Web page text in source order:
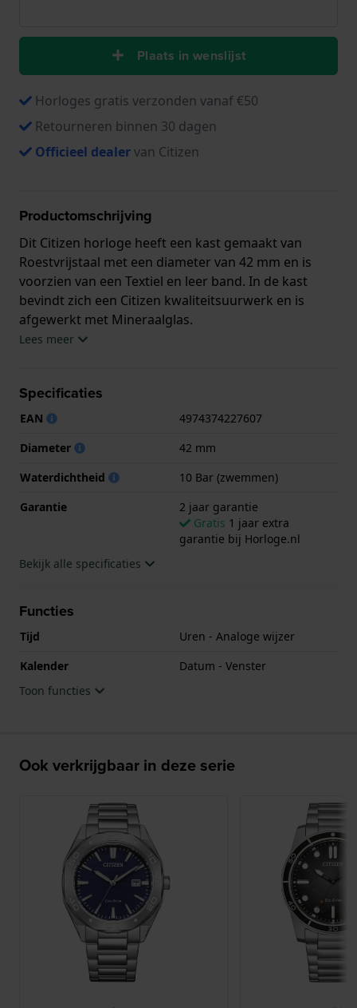
Plaats in wenslijst
Horloges gratis verzonden vanaf €50
Retourneren binnen 30 dagen
Officieel dealervan Citizen
Productomschrijving
Dit Citizen horloge heeft een kast gemaakt van
Roestvrijstaal met een diameter van 42 mm en is
voorzien van een Textiel en leer band. In de kast
bevindt zich een Citizen kwaliteitsuurwerk en is
afgewerkt met Mineraalglas.
horloge geleverd met 2 jaar garantie.
Lees meer
Specificaties
EAN
4974374227607
Diameter
42 mm
Waterdichtheid
10 Bar (zwemmen)
Garantie
2 jaar garantie
Gratis 1 jaar extra
garantie bij Horloge.nl
Bekijk alle specificaties
Functies
Tijd
Uren - Analoge wijzer
Kalender
Datum - Venster
Toon functies
Ook verkrijgbaar in deze serie